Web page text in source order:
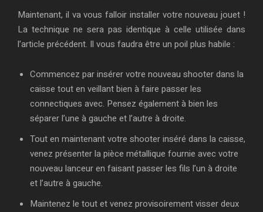
Maintenant, il va vous falloir installer votre nouveau jouet !
La technique ne sera pas identique à celle utilisée dans
l’article précédent. Il vous faudra être un poil plus habile :
Commencez par insérer votre nouveau shooter dans la
caisse tout en veillant bien à faire passer les
connectiques avec. Pensez également à bien les
séparer l’une à gauche et l’autre à droite.
Tout en maintenant votre shooter inséré dans la caisse,
venez présenter la pièce métallique fournie avec votre
nouveau lanceur en faisant passer les fils l’un à droite
et l’autre à gauche.
Maintenez le tout et venez provisoirement visser deux